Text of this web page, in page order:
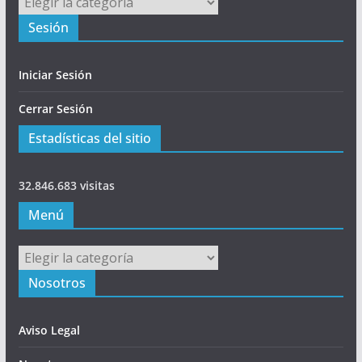
Sesión
Iniciar Sesión
Cerrar Sesión
Estadísticas del sitio
32.846.683 visitas
Menú
Menú
Nosotros
Aviso Legal